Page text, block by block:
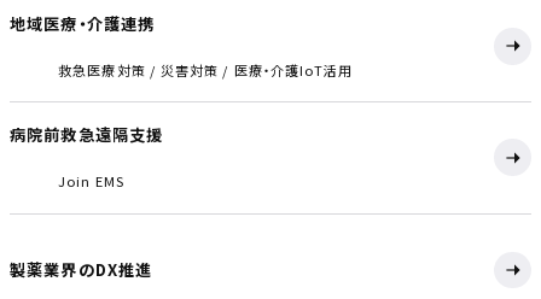
地域医療・介護連携
救急医療対策 災害対策 医療・介護IoT活用
病院前救急遠隔支援
Join EMS
製薬業界のDX推進